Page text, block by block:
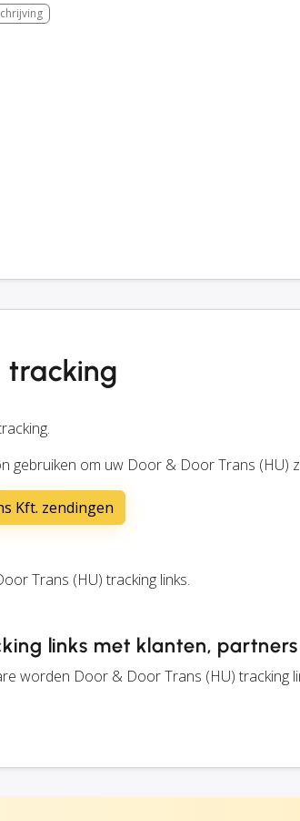
tracking
gebruiken om uw Door & Door Trans (HU)
Kft. zendingen
Trans (HU) tracking links.
links met klanten,
worden Door & Door Trans (HU) tracking